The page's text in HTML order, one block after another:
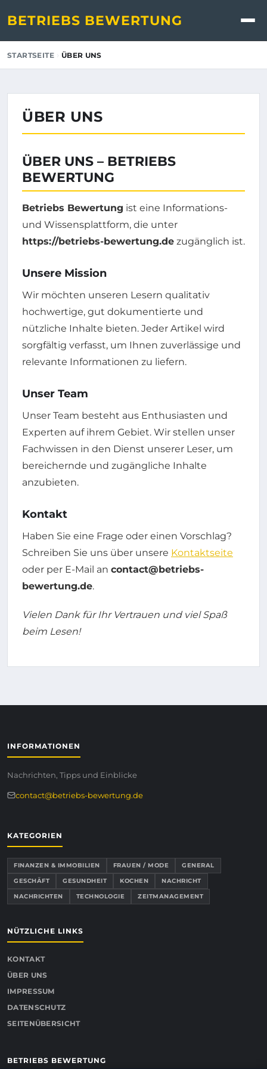
BETRIEBS BEWERTUNG
STARTSEITE › ÜBER UNS
ÜBER UNS
ÜBER UNS – BETRIEBS
BEWERTUNG
Betriebs Bewertung ist eine Informations-
und Wissensplattform, die unter
https://betriebs-bewertung.de zugänglich ist.
Unsere Mission
Wir möchten unseren Lesern qualitativ
hochwertige, gut dokumentierte und
nützliche Inhalte bieten. Jeder Artikel wird
sorgfältig verfasst, um Ihnen zuverlässige und
relevante Informationen zu liefern.
Unser Team
Unser Team besteht aus Enthusiasten und
Experten auf ihrem Gebiet. Wir stellen unser
Fachwissen in den Dienst unserer Leser, um
bereichernde und zugängliche Inhalte
anzubieten.
Kontakt
Haben Sie eine Frage oder einen Vorschlag?
Schreiben Sie uns über unsere Kontaktseite
oder per E-Mail an contact@betriebs-
bewertung.de.
Vielen Dank für Ihr Vertrauen und viel Spaß
beim Lesen!
INFORMATIONEN
Nachrichten, Tipps und Einblicke
contact@betriebs-bewertung.de
KATEGORIEN
FINANZEN & IMMOBILIEN FRAUEN / MODE
GENERAL
GESCHÄFT
GESUNDHEIT KOCHEN
NACHRICHT
NACHRICHTEN
TECHNOLOGIE ZEITMANAGEMENT
NÜTZLICHE LINKS
KONTAKT
ÜBER UNS
IMPRESSUM
DATENSCHUTZ
SEITENÜBERSICHT
BETRIEBS BEWERTUNG